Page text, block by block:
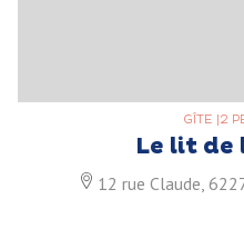
GÎTE |2
Le lit de
12 rue Claude,